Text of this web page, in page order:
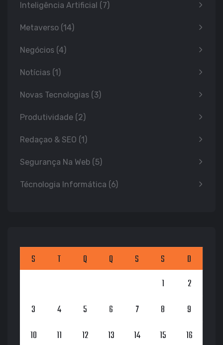
Inteligência Artificial (7)
Metaverso (14)
Negócios (4)
Notícias (1)
Novas Tecnologias (3)
Produtividade (2)
Redaçao & SEO (1)
Segurança Na Web (5)
Técnologia Informática (6)
S T Q Q S S
D
1
2
3
4 5 6 7 8
9
10
11 12 13 14 15 16